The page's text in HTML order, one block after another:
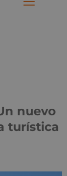
nuevo
turística